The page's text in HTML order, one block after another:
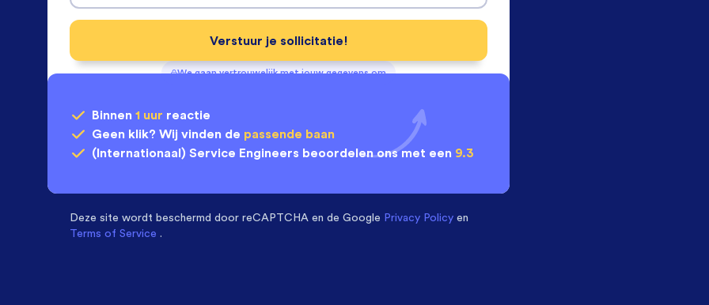
We gaan vertrouwelijk met jouw gegevens om
Verstuur je sollicitatie!
Binnen 1 uur reactie
Geen klik? Wij vinden de passende baan
(Internationaal) Service Engineers beoordelen ons met een 9.3
Deze site wordt beschermd door reCAPTCHA en de Google Privacy Policy en
Terms of Service .